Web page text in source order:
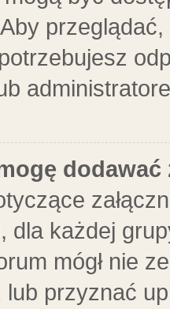
dodawać
dla każdej
mógł nie
przyznać